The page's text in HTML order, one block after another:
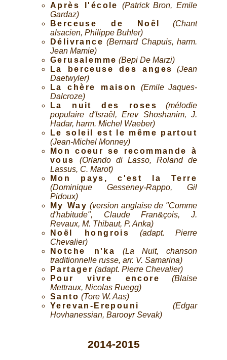
Après l'école
(Patrick Bron, Emile
Gardaz)
Berceuse de Noêl
(Chant
alsacien, Philippe Buhler)
Délivrance (Bernard Chapuis, harm.
Jean Mamie)
Gerusalemme (Bepi De Marzi)
La berceuse des anges
(Jean
Daetwyler)
La chère maison
(Emile Jaques-
Dalcroze)
La nuit des roses
(mélodie
populaire d'Israêl, Erev Shoshanim, J.
Hadar, harm. Michel Waeber)
Le soleil est le même partout
(Jean-Michel Monney)
Mon coeur se recommande à
vous
(Orlando di Lasso, Roland de
Lassus, C. Marot)
Mon pays, c'est la Terre
(Dominique Gesseney-Rappo, Gil
Pidoux)
My Way (version anglaise de "Comme
d'habitude", Claude Fran&çois, J.
Revaux, M. Thibaut, P. Anka)
Noël hongrois
(adapt. Pierre
Chevalier)
Notche n'ka
(La Nuit, chanson
traditionnelle russe, arr. V. Samarina)
Partager (adapt. Pierre Chevalier)
Pour vivre encore
(Blaise
Mettraux, Nicolas Ruegg)
Santo (Tore W. Aas)
Yerevan-Erepouni
(Edgar
Hovhanessian, Barooyr Sevak)
2014-2015